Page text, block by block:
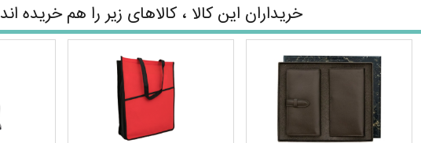
خریداران این کالا ، کالاهای زیر را هم خریده اند